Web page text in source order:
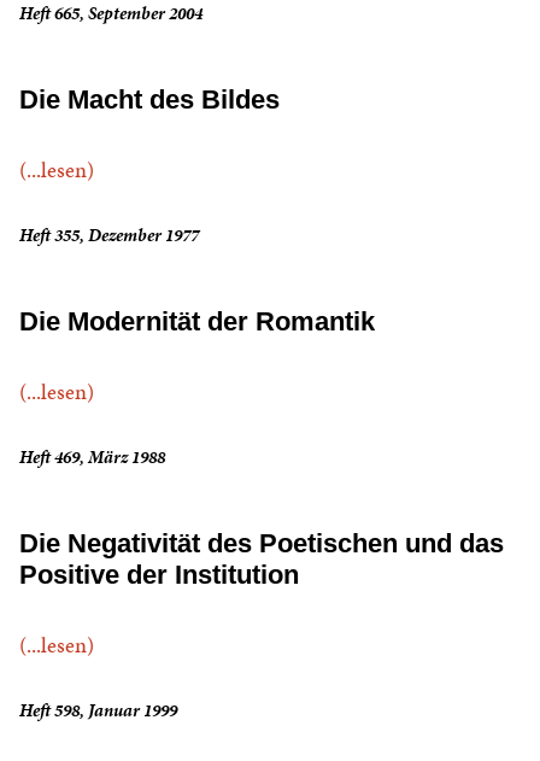
Heft 665, September 2004
Die Macht des Bildes
(...lesen)
Heft 355, Dezember 1977
Die Modernität der Romantik
(...lesen)
Heft 469, März 1988
Die Negativität des Poetischen und das
Positive der Institution
(...lesen)
Heft 598, Januar 1999